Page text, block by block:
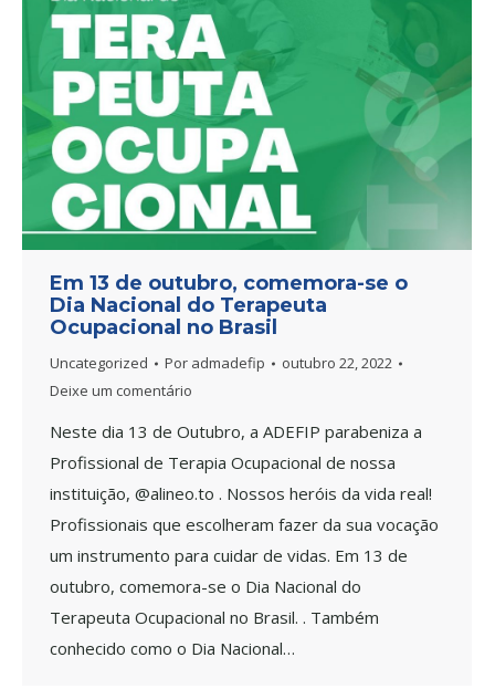
Em 13 de outubro, comemora-se o
Dia Nacional do Terapeuta
Ocupacional no Brasil
Uncategorized Por admadefip
outubro 22, 2022
Deixe um comentário
Neste dia 13 de Outubro, a ADEFIP parabeniza a
Profissional de Terapia Ocupacional de nossa
instituição, @alineo.to . Nossos heróis da vida real!
Profissionais que escolheram fazer da sua vocação
um instrumento para cuidar de vidas. Em 13 de
outubro, comemora-se o Dia Nacional do
Terapeuta Ocupacional no Brasil. . Também
conhecido como o Dia Nacional…